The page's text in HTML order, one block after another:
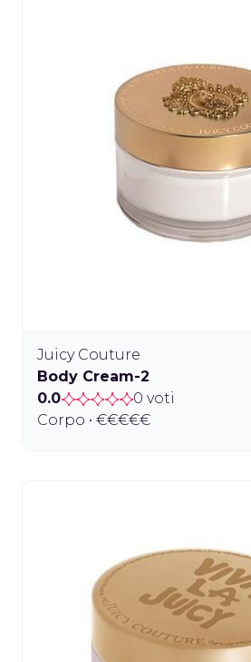
Juicy Couture
Body Cream-2
0.0
0 voti
Corpo • €€€€€